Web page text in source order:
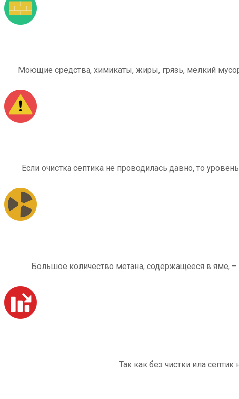
Моющие средства, химикаты, жиры, грязь, мелкий
Если очистка септика не проводилась давно, то
Большое количество метана, содержащееся в яме,
Так как без чистки ила